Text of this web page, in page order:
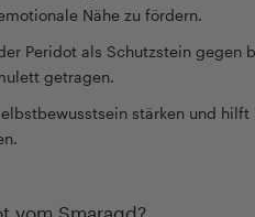
Nähe zu fördern.
Peridot als Schutzstein gegen
getragen.
stärken und
vom Smaragd?